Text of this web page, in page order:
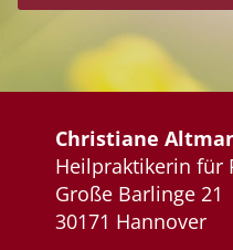
Christiane
Heilpraktikerin für
Große Barlinge 21
30171 Hannover